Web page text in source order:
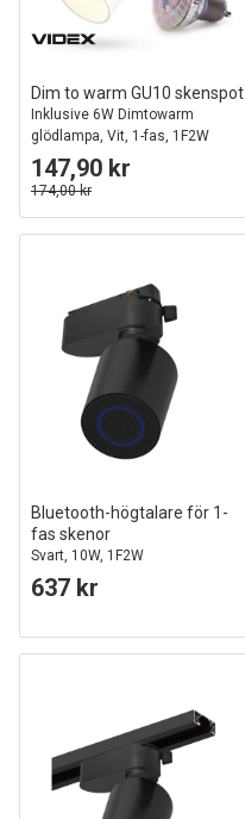
Dim to warm GU10 skenspot
Inklusive 6W Dimtowarm
glödlampa, Vit, 1-fas, 1F2W
147,90 kr
174,00 kr
Bluetooth-högtalare för 1-
fas skenor
Svart, 10W, 1F2W
637 kr